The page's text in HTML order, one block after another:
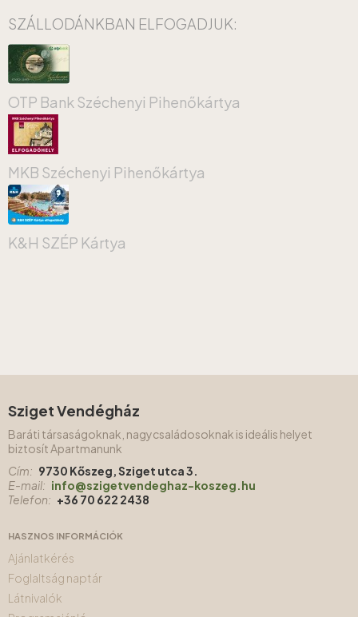
SZÁLLODÁNKBAN ELFOGADJUK:
OTP Bank Széchenyi Pihenőkártya
MKB Széchenyi Pihenőkártya
K&H SZÉP Kártya
Sziget Vendégház
Baráti társaságoknak, nagycsaládosoknak is ideális helyet
biztosít Apartmanunk
Cím: 9730 Kőszeg, Sziget utca 3.
E-mail: info@szigetvendeghaz-koszeg.hu
Telefon: +36 70 622 2438
HASZNOS INFORMÁCIÓK
Ajánlatkérés
Foglaltság naptár
Látnivalók